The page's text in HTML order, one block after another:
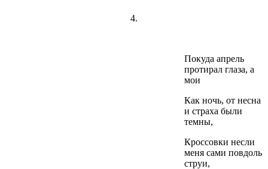
4.
Покуда апрель
протирал глаза, а
мои
Как ночь, от несна
и страха были
темны,
Кроссовки несли
меня сами повдоль
струи,